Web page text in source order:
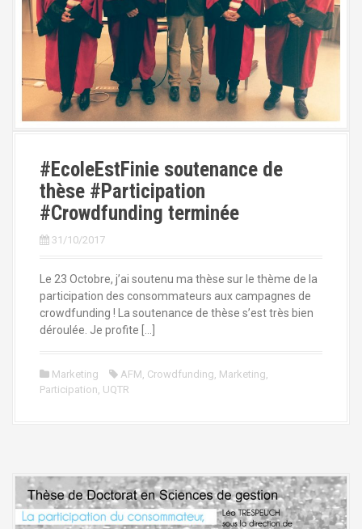
#EcoleEstFinie soutenance de
thèse #Participation
#Crowdfunding terminée
31/10/2017
Le 23 Octobre, j’ai soutenu ma thèse sur le thème de la
participation des consommateurs aux campagnes de
crowdfunding ! La soutenance de thèse s’est très bien
déroulée. Je profite […]
Marketing AFM Crowdfunding Marketing
Participation UQTR